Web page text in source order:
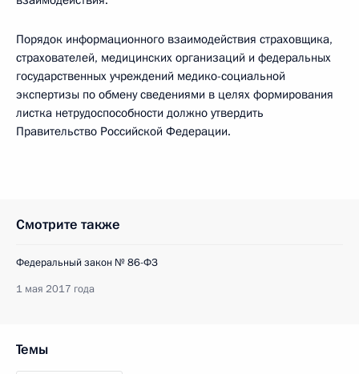
Порядок информационного взаимодействия страховщика,
страхователей, медицинских организаций и федеральных
государственных учреждений медико-социальной
экспертизы по обмену сведениями в целях формирования
листка нетрудоспособности должно утвердить
Правительство Российской Федерации.
Смотрите также
Федеральный закон № 86-ФЗ
1 мая 2017 года
Темы